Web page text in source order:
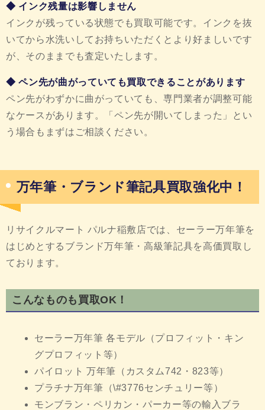
◆ インク残量は影響しません
インクが残っている状態でも買取可能です。インクを抜
いてから水洗いしてお持ちいただくとより好ましいです
が、そのままでも査定いたします。
◆ ペン先が曲がっていても買取できることがあります
ペン先がわずかに曲がっていても、専門業者が調整可能
なケースがあります。「ペン先が開いてしまった」とい
う場合もまずはご相談ください。
万年筆・ブランド筆記具買取強化中！
リサイクルマート パルナ稲敷店では、セーラー万年筆を
はじめとするブランド万年筆・高級筆記具を高価買取し
ております。
こんなものも買取OK！
セーラー万年筆 各モデル（プロフィット・キン
グプロフィット等）
パイロット 万年筆（カスタム742・823等）
プラチナ万年筆（\#3776センチュリー等）
モンブラン・ペリカン・パーカー等の輸入ブラ